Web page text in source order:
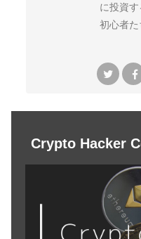
に投資す
初心者た
Crypto Hacker